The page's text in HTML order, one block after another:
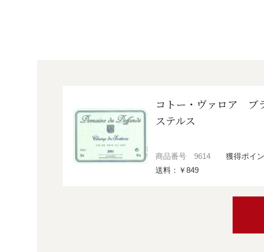
コトー・ヴァロア ブ
ステルス
商品番号 9614
獲得ポイ
送料：￥849